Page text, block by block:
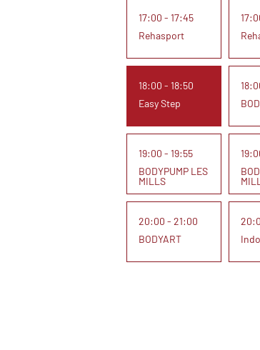
17:00 - 17:45
Rehasport
18:00 - 18:50
Easy Step
19:00 - 19:55
BODYPUMP LES
MILLS
20:00 - 21:00
BODYART